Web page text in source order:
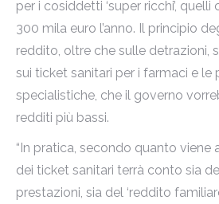
per i cosiddetti ‘super ricchi’,
300 mila euro l’anno. Il principio
reddito, oltre che sulle detrazioni,
sui ticket sanitari per i farmaci e le
specialistiche, che il governo
redditi più bassi.
“In pratica, secondo quanto viene
dei ticket sanitari terrà conto sia
prestazioni, sia del ‘reddito